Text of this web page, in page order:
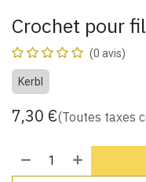
Crochet pour
(0 avis)
Kerbl
7,30 €(Toutes taxes